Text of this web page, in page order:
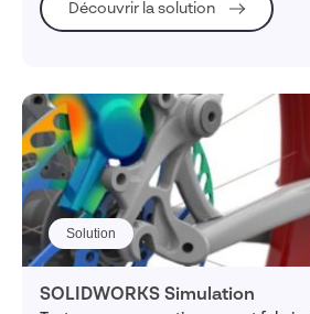
Découvrir la solution
Solution
SOLIDWORKS Simulation